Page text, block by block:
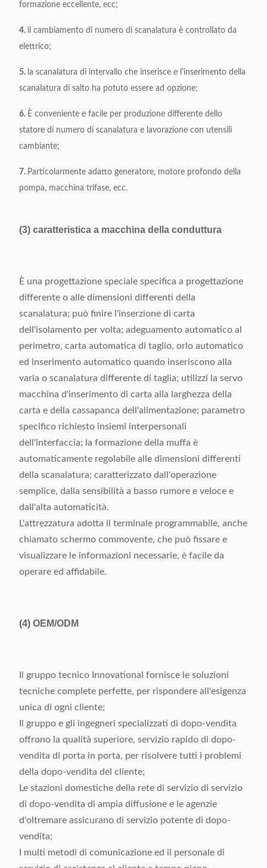
formazione eccellente, ecc;
4. il cambiamento di numero di scanalatura è controllato da
elettrico;
5. la scanalatura di intervallo che inserisce e l'inserimento della
scanalatura di salto ha potuto essere ad opzione;
6. È conveniente e facile per produzione differente dello
statore di numero di scanalatura e lavorazione con utensili
cambiante;
7. Particolarmente adatto generatore, motore profondo della
pompa, macchina trifase, ecc.
(3) caratteristica a macchina della conduttura
È una progettazione speciale specifica a progettazione
differente o alle dimensioni differenti della
scanalatura; può finire l'inserzione di carta
dell'isolamento per volta; adeguamento automatico al
perimetro, carta automatica di taglio, orlo automatico
ed inserimento automatico quando inseriscono alla
varia o scanalatura differente di taglia; utilizzi la servo
macchina d'inserimento di carta alla larghezza della
carta e della cassapanca dell'alimentazione; parametro
specifico richiesto insiemi interpersonali
dell'interfaccia; la formazione della muffa è
automaticamente regolabile alle dimensioni differenti
della scanalatura; caratterizzato dall'operazione
semplice, dalla sensibilità a basso rumore e veloce e
dall'alta automaticità.
L'attrezzatura adotta il terminale programmabile, anche
chiamato schermo commovente, che può fissare e
visualizzare le informazioni necessarie, è facile da
operare ed affidabile.
(4) OEM/ODM
Il gruppo tecnico Innovational fornisce le soluzioni
tecniche complete perfette, per rispondere all'esigenza
unica di ogni cliente;
Il gruppo e gli ingegneri specializzati di dopo-vendita
offrono la qualità superiore, servizio rapido di dopo-
vendita di porta in porta, per risolvere tutti i problemi
della dopo-vendita del cliente;
Le stazioni domestiche della rete di servizio di servizio
di dopo-vendita di ampia diffusione e le agenzie
d'oltremare assicurano di servizio potente di dopo-
vendita;
I multi metodi di comunicazione ed il personale di